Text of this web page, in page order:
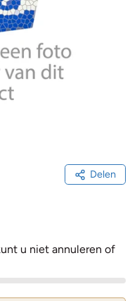
Delen
u niet annuleren of